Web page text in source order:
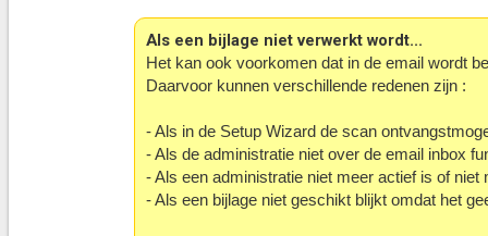
Als een bijlage niet verwerkt wordt...
Het kan ook voorkomen dat in de email wordt
Daarvoor kunnen verschillende redenen zijn :
- Als in de Setup Wizard de scan
- Als de administratie niet over de email inbox
- Als een administratie niet meer actief is of niet
- Als een bijlage niet geschikt blijkt omdat het